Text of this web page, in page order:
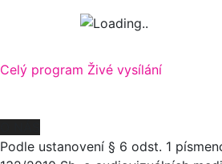
Celý program Živé vysílání
Podle ustanovení § 6 odst. 1